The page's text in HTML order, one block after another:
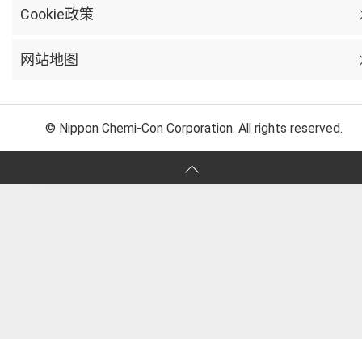
Cookie政策
网站地图
© Nippon Chemi-Con Corporation. All rights reserved.